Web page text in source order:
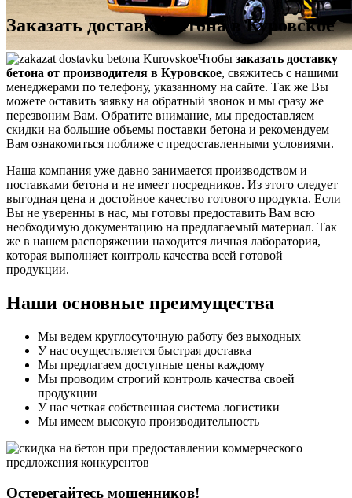
Заказать доставку бетона в Куровское
Чтобы заказать доставку
бетона от производителя в Куровское, свяжитесь с нашими
менеджерами по телефону, указанному на сайте. Так же Вы
можете оставить заявку на обратный звонок и мы сразу же
перезвоним Вам. Обратите внимание, мы предоставляем
скидки на большие объемы поставки бетона и рекомендуем
Вам ознакомиться поближе с предоставленными условиями.
Наша компания уже давно занимается производством и
поставками бетона и не имеет посредников. Из этого следует
выгодная цена и достойное качество готового продукта. Если
Вы не уверенны в нас, мы готовы предоставить Вам всю
необходимую документацию на предлагаемый материал. Так
же в нашем распоряжении находится личная лаборатория,
которая выполняет контроль качества всей готовой
продукции.
Наши основные преимущества
Мы ведем круглосуточную работу без выходных
У нас осуществляется быстрая доставка
Мы предлагаем доступные цены каждому
Мы проводим строгий контроль качества своей
продукции
У нас четкая собственная система логистики
Мы имеем высокую производительность
Остерегайтесь мошенников!